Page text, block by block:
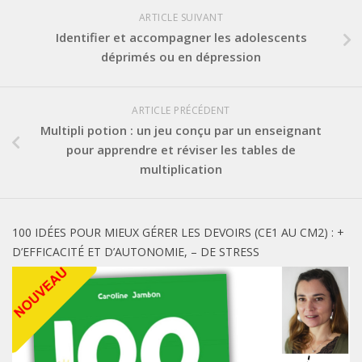
ARTICLE SUIVANT
Identifier et accompagner les adolescents
déprimés ou en dépression
ARTICLE PRÉCÉDENT
Multipli potion : un jeu conçu par un enseignant
pour apprendre et réviser les tables de
multiplication
100 IDÉES POUR MIEUX GÉRER LES DEVOIRS (CE1 AU CM2) : +
D’EFFICACITÉ ET D’AUTONOMIE, – DE STRESS